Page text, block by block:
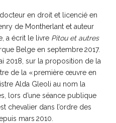
en droit et licencié en
de Montherlant et auteur
a écrit le livre Pitou et autres
Belge en septembre 2017.
2018, sur la proposition de la
de la « première œuvre en
Alda Gleoli au nom la
lors d’une séance publique
chevalier dans l’ordre des
mars 2010.